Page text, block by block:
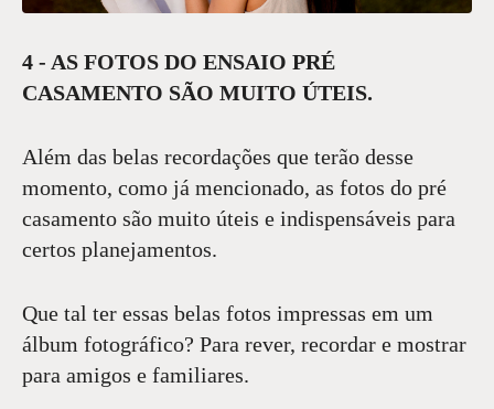
4 - AS FOTOS DO ENSAIO PRÉ
CASAMENTO SÃO MUITO ÚTEIS.
Além das belas recordações que terão desse
momento, como já mencionado, as fotos do pré
casamento são muito úteis e indispensáveis para
certos planejamentos.
Que tal ter essas belas fotos impressas em um
álbum fotográfico? Para rever, recordar e mostrar
para amigos e familiares.